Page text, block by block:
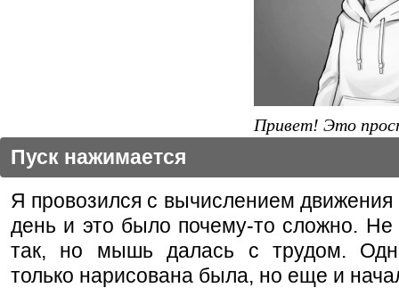
Привет! Это
Пуск нажимается
Я провозился с вычислением
день и это было почему-то сложно. Не
так, но мышь далась с трудом.
только нарисована была, но еще и